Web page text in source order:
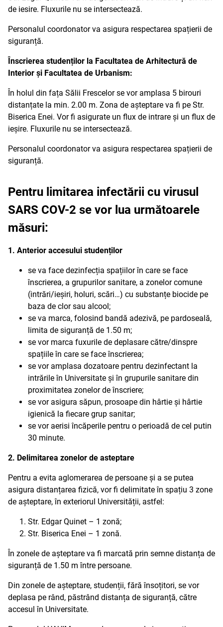
de iesire. Fluxurile nu se intersectează.
Personalul coordonator va asigura respectarea spațierii de
siguranță.
Înscrierea studenților la Facultatea de Arhitectură de
Interior și Facultatea de Urbanism:
În holul din fața Sălii Frescelor se vor amplasa 5 birouri
distanțate la min. 2.00 m. Zona de așteptare va fi pe Str.
Biserica Enei. Vor fi asigurate un flux de intrare și un flux de
ieșire. Fluxurile nu se intersectează.
Personalul coordonator va asigura respectarea spațierii de
siguranță.
Pentru limitarea infectării cu virusul
SARS COV-2 se vor lua următoarele
măsuri:
1. Anterior accesului studenților
se va face dezinfecția spațiilor în care se face
înscrierea, a grupurilor sanitare, a zonelor comune
(intrări/ieșiri, holuri, scări…) cu substanțe biocide pe
baza de clor sau alcool;
se va marca, folosind bandă adezivă, pe pardoseală,
limita de siguranță de 1.50 m;
se vor marca fuxurile de deplasare către/dinspre
spațiile în care se face înscrierea;
se vor amplasa dozatoare pentru dezinfectant la
intrările în Universitate și în grupurile sanitare din
proximitatea zonelor de înscriere;
se vor asigura săpun, prosoape din hârtie și hârtie
igienică la fiecare grup sanitar;
se vor aerisi încăperile pentru o perioadă de cel putin
30 minute.
2. Delimitarea zonelor de asteptare
Pentru a evita aglomerarea de persoane și a se putea
asigura distanțarea fizică, vor fi delimitate în spațiu 3 zone
de așteptare, în exteriorul Universității, astfel:
Str. Edgar Quinet – 1 zonă;
Str. Biserica Enei – 1 zonă.
În zonele de așteptare va fi marcată prin semne distanța de
siguranță de 1.50 m între persoane.
Din zonele de așteptare, studenții, fără însoțitori, se vor
deplasa pe rând, păstrând distanța de siguranță, către
accesul în Universitate.